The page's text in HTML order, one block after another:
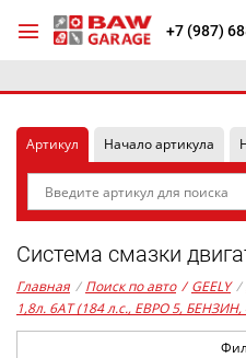
+7 (987)
Артикул Начало артикула
Система смазки
Главная / Поиск по авто / GEELY /
1,8л. 6AT (184 л.с., ЕВРО 5, БЕНЗИН,